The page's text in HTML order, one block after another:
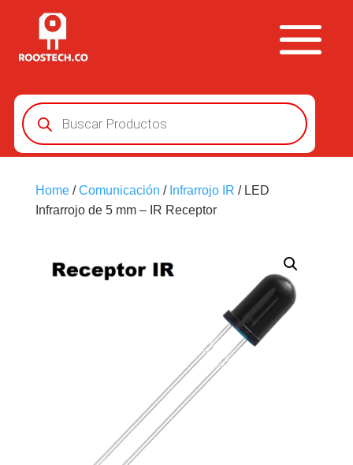
Búsqueda
de
productos
Home/Comunicación / Infrarrojo IR / LED
Infrarrojo de 5 mm – IR Receptor